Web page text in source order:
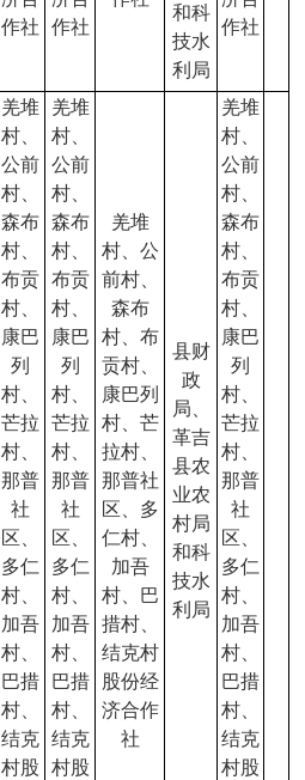
作社
作社
和科
技水
利局
作社
羌堆
村、
公前
村、
森布
村、
布贡
村、
康巴
列
村、
芒拉
村、
那普
社
区、
多仁
村、
加吾
村、
巴措
村、
结克
村股
羌堆
村、
公前
村、
森布
村、
布贡
村、
康巴
列
村、
芒拉
村、
那普
社
区、
多仁
村、
加吾
村、
巴措
村、
结克
村股
羌堆
村、公
前村、
森布
村、布
贡村、
康巴列
村、芒
拉村、
那普社
区、多
仁村、
加吾
村、巴
措村、
结克村
股份经
济合作
社
县财
政
局、
革吉
县农
业农
村局
和科
技水
利局
羌堆
村、
公前
村、
森布
村、
布贡
村、
康巴
列
村、
芒拉
村、
那普
社
区、
多仁
村、
加吾
村、
巴措
村、
结克
村股